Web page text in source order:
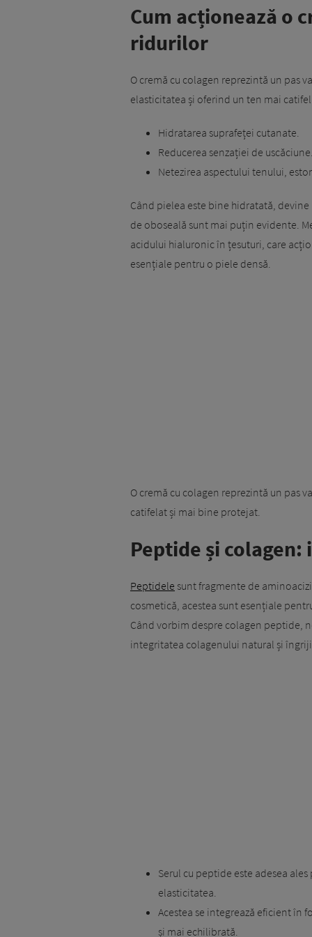
Cum acționează o
ridurilor
O cremă cu colagen reprezintă un pas
elasticitatea și oferind un ten mai
Hidratarea suprafeței cutanate.
Reducerea senzației de
Netezirea aspectului tenului,
Când pielea este bine hidratată,
de oboseală sunt mai puțin evidente.
acidului hialuronic în țesuturi, care
esențiale pentru o piele densă.
O cremă cu colagen reprezintă un pas
catifelat și mai bine protejat.
Peptide și
Peptidele sunt fragmente de
cosmetică, acestea sunt esențiale
Când vorbim despre colagen peptide,
integritatea colagenului natural și
Serul cu peptide este adesea
elasticitatea.
Acestea se integrează eficient în
și mai echilibrată.